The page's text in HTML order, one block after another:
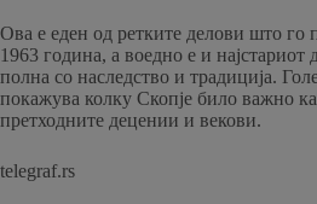
Ова е еден од ретките делови што го
1963 година, а воедно е и најстариот
полна со наследство и традиција.
покажува колку Скопје било важно
претходните децении и векови.
telegraf.rs